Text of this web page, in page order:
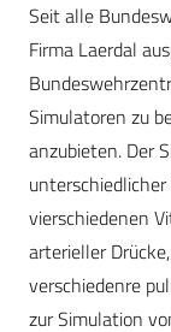
Seit alle
Firma Laerdal
Simulatoren zu
anzubieten. Der
vierschiedenen
arterieller
verschiedenre
zur Simulation